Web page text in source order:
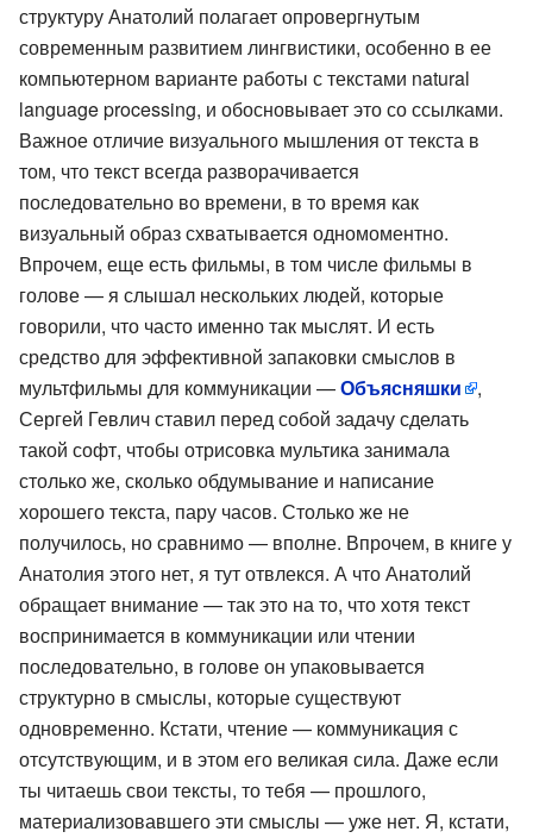
структуру Анатолий полагает опровергнутым
современным развитием лингвистики, особенно в ее
компьютерном варианте работы с текстами natural
language processing, и обосновывает это со ссылками.
Важное отличие визуального мышления от текста в
том, что текст всегда разворачивается
последовательно во времени, в то время как
визуальный образ схватывается одномоментно.
Впрочем, еще есть фильмы, в том числе фильмы в
голове — я слышал нескольких людей, которые
говорили, что часто именно так мыслят. И есть
средство для эффективной запаковки смыслов в
мультфильмы для коммуникации —Объясняшки
,
Сергей Гевлич ставил перед собой задачу сделать
такой софт, чтобы отрисовка мультика занимала
столько же, сколько обдумывание и написание
хорошего текста, пару часов. Столько же не
получилось, но сравнимо — вполне. Впрочем, в книге у
Анатолия этого нет, я тут отвлекся. А что Анатолий
обращает внимание — так это на то, что хотя текст
воспринимается в коммуникации или чтении
последовательно, в голове он упаковывается
структурно в смыслы, которые существуют
одновременно. Кстати, чтение — коммуникация с
отсутствующим, и в этом его великая сила. Даже если
ты читаешь свои тексты, то тебя — прошлого,
материализовавшего эти смыслы — уже нет. Я, кстати,